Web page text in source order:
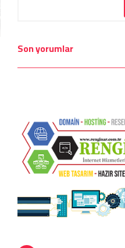
Son yorumlar